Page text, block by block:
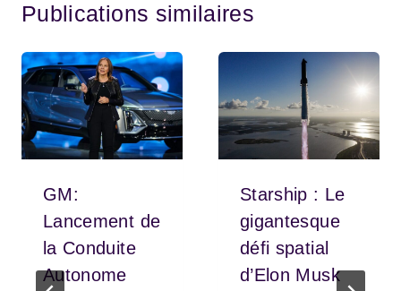
Publications similaires
GM:
Lancement de
la Conduite
Autonome
Starship : Le
gigantesque
défi spatial
d’Elon Musk